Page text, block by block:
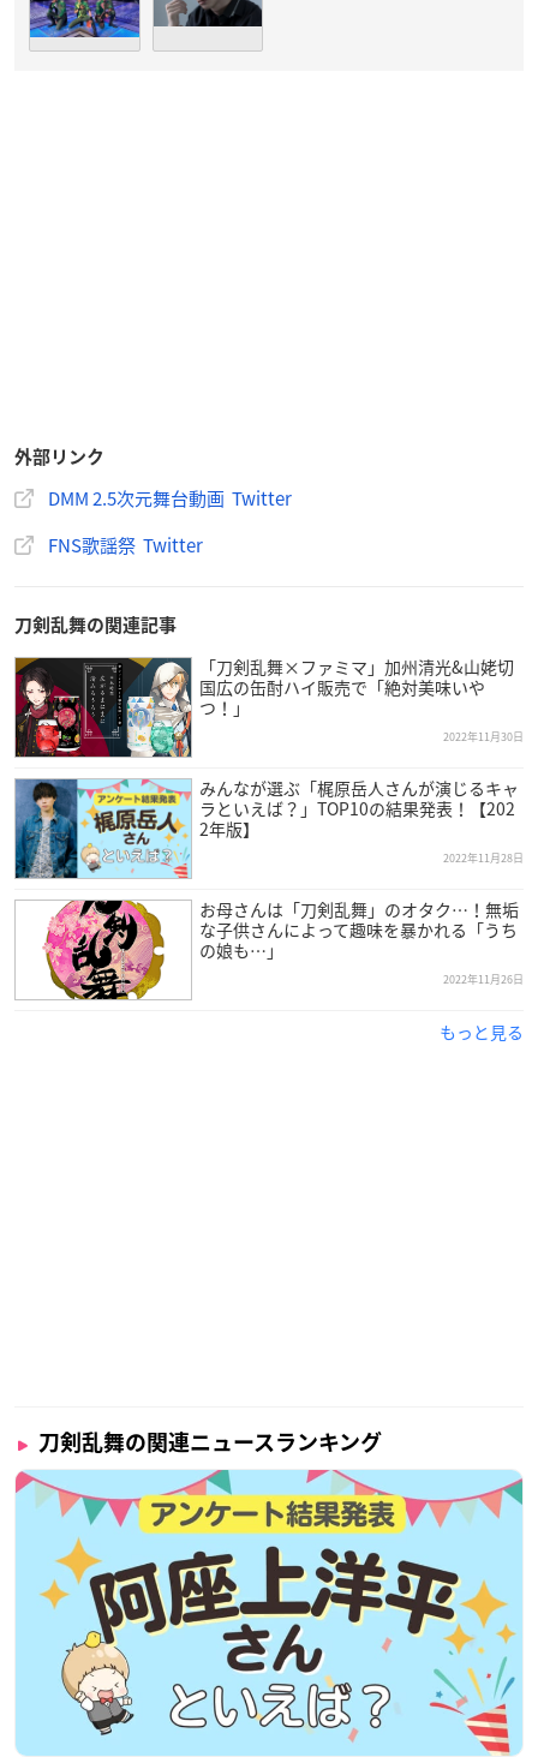
外部リンク
DMM 2.5次元舞台動画 Twitter
FNS歌謡祭 Twitter
刀剣乱舞の関連記事
「刀剣乱舞×ファミマ」加州清光&山姥切
国広の缶酎ハイ販売で「絶対美味いや
つ！」
2022年11月30日
みんなが選ぶ「梶原岳人さんが演じるキャ
ラといえば？」TOP10の結果発表！【202
2年版】
2022年11月28日
お母さんは「刀剣乱舞」のオタク…！無垢
な子供さんによって趣味を暴かれる「うち
の娘も…」
2022年11月26日
もっと見る
刀剣乱舞の関連ニュースランキング